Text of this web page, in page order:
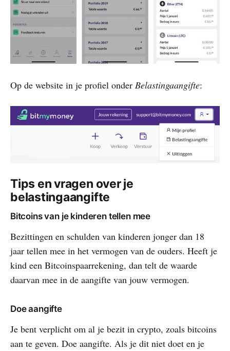
Op de website in je profiel onder Belastingaangifte:
Tips en vragen over je
belastingaangifte
Bitcoins van je kinderen tellen mee
Bezittingen en schulden van kinderen jonger dan 18
jaar tellen mee in het vermogen van de ouders. Heeft je
kind een Bitcoinspaarrekening, dan telt de waarde
daarvan mee in de aangifte van jouw vermogen.
Doe aangifte
Je bent verplicht om al je bezit in crypto, zoals bitcoins
aan te geven. Doe aangifte. Als je dit niet doet en je